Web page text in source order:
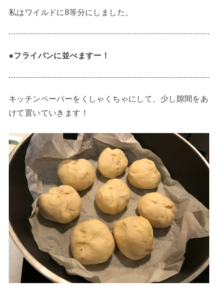
私はワイルドに8等分にしました。
●フライパンに並べますー！
キッチンペーパーをくしゃくちゃにして、少し隙間をあ
けて置いていきます！